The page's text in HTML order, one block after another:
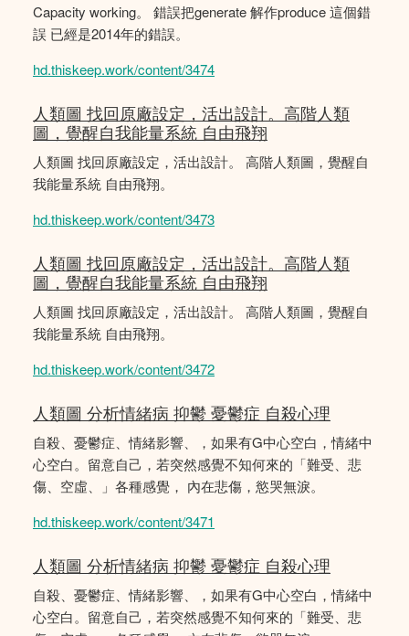
Capacity working。 錯誤把generate 解作produce 這個錯
誤 已經是2014年的錯誤。
hd.thiskeep.work/content/3474
人類圖 找回原廠設定，活出設計。高階人類
圖，覺醒自我能量系統 自由飛翔
人類圖 找回原廠設定，活出設計。 高階人類圖，覺醒自
我能量系統 自由飛翔。
hd.thiskeep.work/content/3473
人類圖 找回原廠設定，活出設計。高階人類
圖，覺醒自我能量系統 自由飛翔
人類圖 找回原廠設定，活出設計。 高階人類圖，覺醒自
我能量系統 自由飛翔。
hd.thiskeep.work/content/3472
人類圖 分析情緒病 抑鬱 憂鬱症 自殺心理
自殺、憂鬱症、情緒影響、，如果有G中心空白，情緒中
心空白。留意自己，若突然感覺不知何來的「難受、悲
傷、空虛、」各種感覺， 內在悲傷，慾哭無淚。
hd.thiskeep.work/content/3471
人類圖 分析情緒病 抑鬱 憂鬱症 自殺心理
自殺、憂鬱症、情緒影響、，如果有G中心空白，情緒中
心空白。留意自己，若突然感覺不知何來的「難受、悲